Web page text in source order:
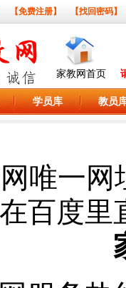
【免费注册】 【找回密码】
家教网首页
学员库 教员
唯一网
百度里